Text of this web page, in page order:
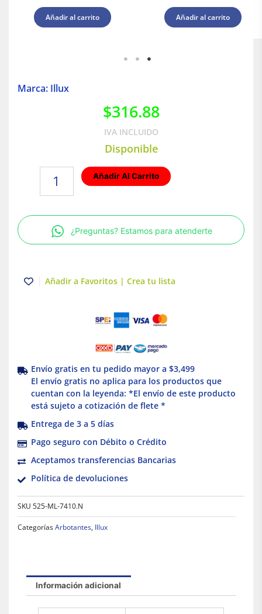
Añadir al carrito Añadir al carrito
Marca: Illux
$316.88
IVA INCLUIDO
Disponible
Sobreponer
Muro
7W
Illux
Añadir Al Carrito
¿Preguntas? Estamos para atenderte
Añadir a Favoritos | Crea tu lista
Envío gratis en tu pedido mayor a $3,499
El envío gratis no aplica para los productos que
cuentan con la leyenda: *El envío de este producto
está sujeto a cotización de flete *
Entrega de 3 a 5 días
Pago seguro con Débito o Crédito
Aceptamos transferencias Bancarias
Política de devoluciones
SKU 525-ML-7410.N
CategoríasArbotantes, Illux
Información adicional